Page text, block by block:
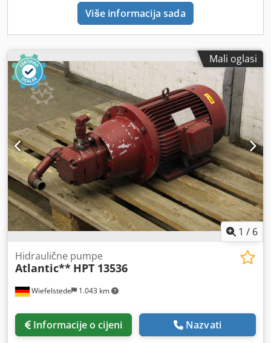
Više informacija sada
Mali oglasi
1 / 6
Wiefelstede 1.043 km
Hidraulične pumpe
Atlantic** HPT 13536
Informacije o cijeni Nazvati